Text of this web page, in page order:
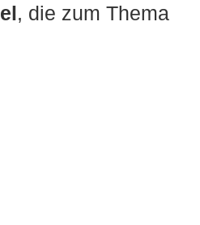
, die zum Thema